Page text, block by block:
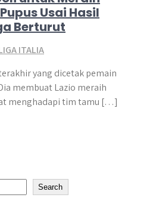
Usai Hasil
Berturut
ITALIA
yang dicetak pemain
membuat Lazio meraih
menghadapi tim tamu […]
Search